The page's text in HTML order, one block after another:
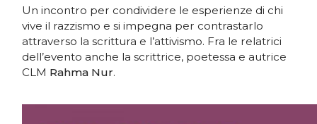
Un incontro per condividere le esperienze di chi
vive il razzismo e si impegna per contrastarlo
attraverso la scrittura e l’attivismo. Fra le relatrici
dell’evento anche la scrittrice, poetessa e autrice
CLM Rahma Nur.